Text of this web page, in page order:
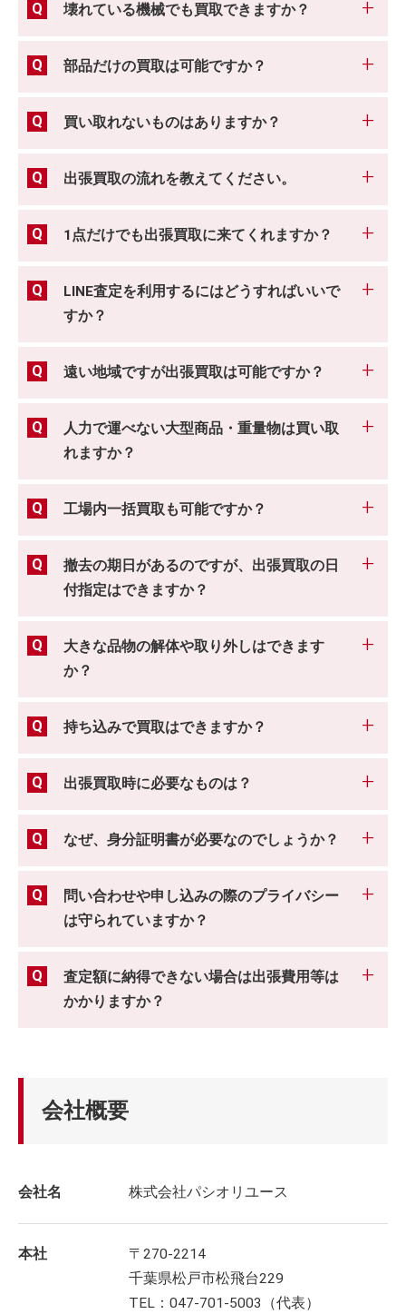
壊れている機械でも買取できますか？
部品だけの買取は可能ですか？
買い取れないものはありますか？
出張買取の流れを教えてください。
1点だけでも出張買取に来てくれますか？
LINE査定を利用するにはどうすればいいで
すか？
遠い地域ですが出張買取は可能ですか？
人力で運べない大型商品・重量物は買い取
れますか？
工場内一括買取も可能ですか？
撤去の期日があるのですが、出張買取の日
付指定はできますか？
大きな品物の解体や取り外しはできます
か？
持ち込みで買取はできますか？
出張買取時に必要なものは？
なぜ、身分証明書が必要なのでしょうか？
問い合わせや申し込みの際のプライバシー
は守られていますか？
査定額に納得できない場合は出張費用等は
かかりますか？
会社概要
会社名 株式会社パシオリユース
本社
〒270-2214
千葉県松戸市松飛台229
TEL：047-701-5003（代表）